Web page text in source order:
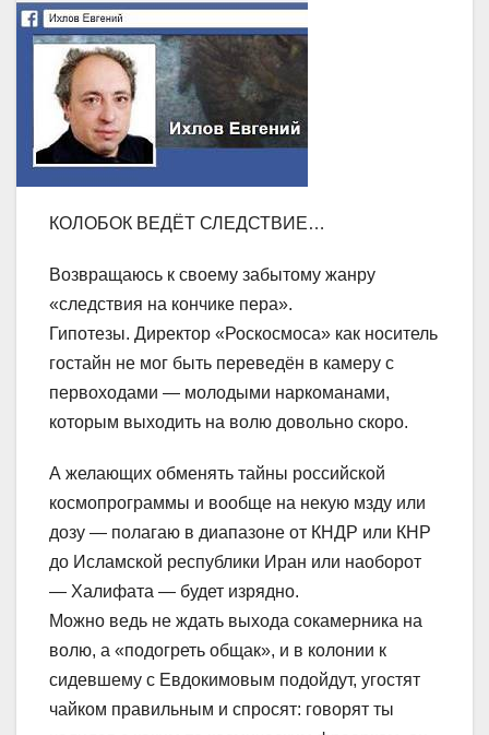
КОЛОБОК ВЕДЁТ СЛЕДСТВИЕ…
Возвращаюсь к своему забытому жанру
«следствия на кончике пера».
Гипотезы. Директор «Роскосмоса» как носитель
гостайн не мог быть переведён в камеру с
первоходами — молодыми наркоманами,
которым выходить на волю довольно скоро.
А желающих обменять тайны российской
космопрограммы и вообще на некую мзду или
дозу — полагаю в диапазоне от КНДР или КНР
до Исламской республики Иран или наоборот
— Халифата — будет изрядно.
Можно ведь не ждать выхода сокамерника на
волю, а «подогреть общак», и в колонии к
сидевшему с Евдокимовым подойдут, угостят
чайком правильным и спросят: говорят ты